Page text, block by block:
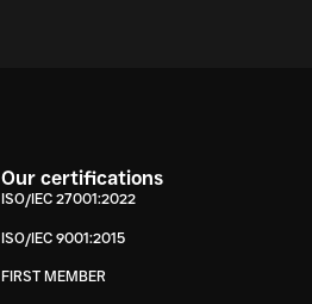
Our certifications
ISO/IEC 27001:2022
ISO/IEC 9001:2015
FIRST MEMBER